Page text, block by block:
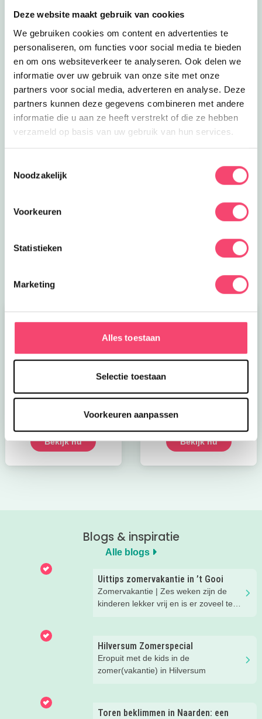
Deze website maakt gebruik van cookies
We gebruiken cookies om content en advertenties te
personaliseren, om functies voor social media te bieden
en om ons websiteverkeer te analyseren. Ook delen we
informatie over uw gebruik van onze site met onze
partners voor social media, adverteren en analyse. Deze
partners kunnen deze gegevens combineren met andere
informatie die u aan ze heeft verstrekt of die ze hebben
verzameld op basis van uw gebruik van hun services.
Noodzakelijk
Voorkeuren
Statistieken
Marketing
Alles toestaan
Selectie toestaan
Voorkeuren aanpassen
De zomervakantie is hét moment om samen op pad te
activiteiten voor gezinnen. Van natuuravonturen en
creatieve workshops tot kinderfilms, sportieve uitjes en
Kroon op de taart bij
Bekijk nu
Onze favoriete
Bekijk nu
Blogs & inspiratie
Alle blogs
Uittips zomervakantie in ’t Gooi
Zomervakantie | Zes weken zijn de
kinderen lekker vrij en is er zoveel te
rijtje gezet.
Hilversum Zomerspecial
Eropuit met de kids in de
zomer(vakantie) in Hilversum
Toren beklimmen in Naarden: een